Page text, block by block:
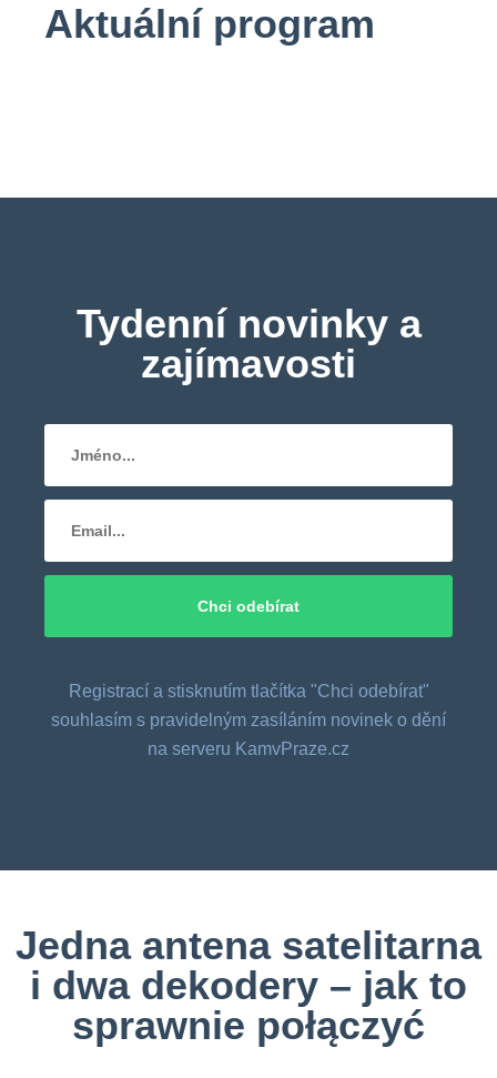
Aktuální program
Tydenní novinky a
zajímavosti
Registrací a stisknutím tlačítka "Chci odebírat"
souhlasím s pravidelným zasíláním novinek o dění
na serveru KamvPraze.cz
Jedna antena satelitarna
i dwa dekodery – jak to
sprawnie połączyć